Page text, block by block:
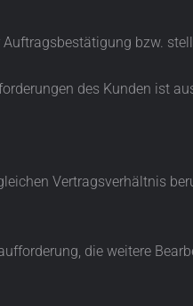
bzw.
des Kunden ist
Vertragsverhältnis
die weitere